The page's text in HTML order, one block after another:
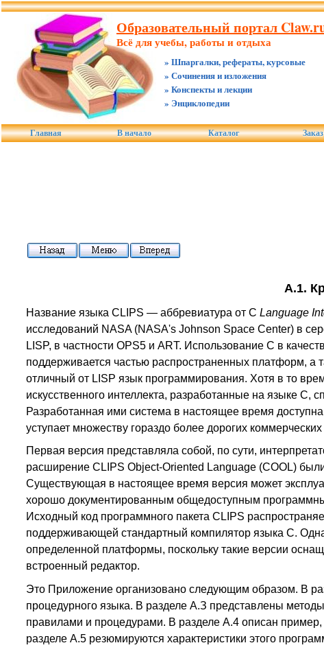
Образовательный портал
Всё для учебы, работы и отдыха
» Шпаргалки, рефераты, курсовые
» Сочинения и изложения
» Конспекты и лекции
» Энциклопедии
Главная В начало Каталог Заказ
А.1.
Название языка CLIPS — аббревиатура от С Language
исследований NASA (NASA's Johnson Space Center) в
LISP, в частности OPS5 и ART. Использование С в
поддерживается частью распространенных платформ, а
отличный от LISP язык программирования. Хотя в то
искусственного интеллекта, разработанные на языке С,
Разработанная ими система в настоящее время
уступает множеству гораздо более дорогих коммерческих
Первая версия представляла собой, по сути,
расширение CLIPS Object-Oriented Language (COOL)
Существующая в настоящее время версия может
хорошо документированным общедоступным
Исходный код программного пакета CLIPS
поддерживающей стандартный компилятор языка С.
определенной платформы, поскольку такие версии
встроенный редактор.
Это Приложение организовано следующим образом. В
процедурного языка. В разделе А.З представлены
правилами и процедурами. В разделе А.4 описан
разделе А.5 резюмируются характеристики этого